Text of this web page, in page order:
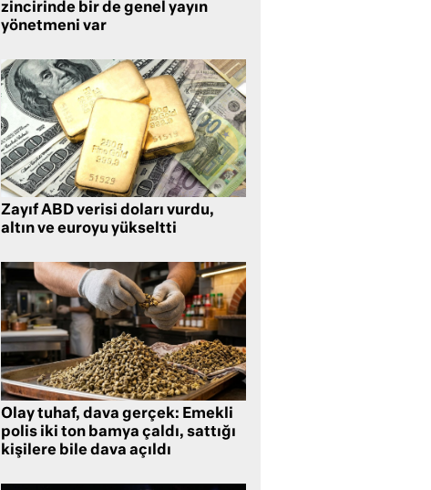
zincirinde bir de genel yayın
yönetmeni var
Zayıf ABD verisi doları vurdu,
altın ve euroyu yükseltti
Olay tuhaf, dava gerçek: Emekli
polis iki ton bamya çaldı, sattığı
kişilere bile dava açıldı